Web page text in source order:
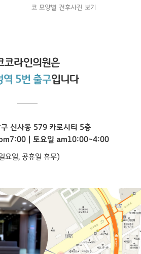
코 모양별 전후사진 보기
코라인의원은
역 5번 출구입니다
신사동 579 카로시티 5층
| 토요일 am10:00~4:00
요일, 공휴일 휴무)